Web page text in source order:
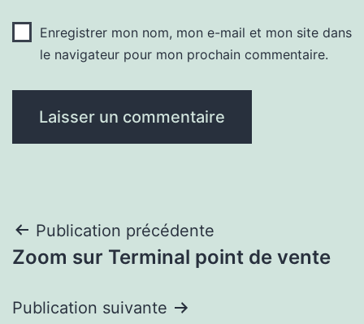
Enregistrer mon nom, mon e-mail et mon site dans
le navigateur pour mon prochain commentaire.
Navigation
de
l’article
Publication précédente
Zoom sur Terminal point de vente
Publication suivante